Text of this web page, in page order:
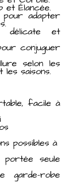
et Élancée.
pour adapter
délicate et
conjuguer
selon les
les saisons.
facile à
possibles à
portée seule
garde-robe